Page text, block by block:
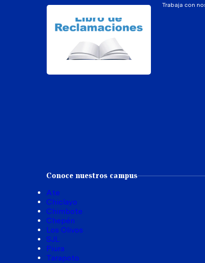
Trabaja con
Conoce nuestros campus
Ate
Chiclayo
Chimbote
Chepén
Los Olivos
SJL
Piura
Tarapoto